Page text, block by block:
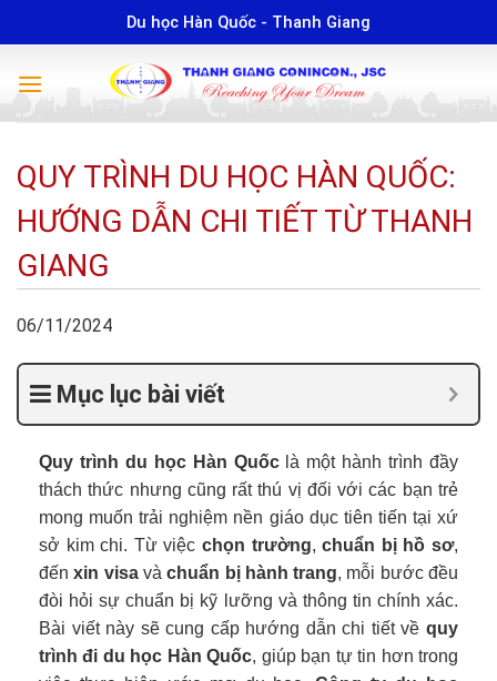
to
Du học Hàn Quốc - Thanh Giang
QUY TRÌNH DU HỌC HÀN QUỐC:
HƯỚNG DẪN CHI TIẾT TỪ THANH
GIANG
06/11/2024
Mục lục bài viết
Quy trình du học Hàn Quốclà một hành trình đầy
thách thức nhưng cũng rất thú vị đối với các bạn trẻ
mong muốn trải nghiệm nền giáo dục tiên tiến tại xứ
sở kim chi. Từ việc chọn trường,chuẩn bị hồ sơ,
đếnxin visavàchuẩn bị hành trang, mỗi bước đều
đòi hỏi sự chuẩn bị kỹ lưỡng và thông tin chính xác.
Bài viết này sẽ cung cấp hướng dẫn chi tiết về quy
trình đi du học Hàn Quốc, giúp bạn tự tin hơn trong